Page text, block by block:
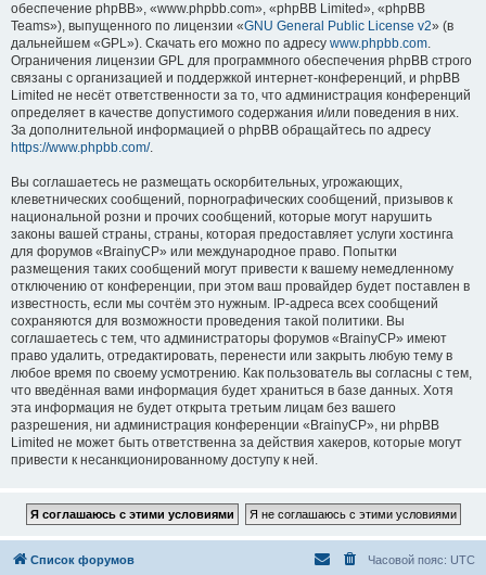
обеспечение phpBB», «www.phpbb.com», «phpBB Limited», «phpBB
Teams»), выпущенного по лицензии «GNU General Public License v2» (в
дальнейшем «GPL»). Скачать его можно по адресу www.phpbb.com.
Ограничения лицензии GPL для программного обеспечения phpBB строго
связаны с организацией и поддержкой интернет-конференций, и phpBB
Limited не несёт ответственности за то, что администрация конференций
определяет в качестве допустимого содержания и/или поведения в них.
За дополнительной информацией о phpBB обращайтесь по адресу
https://www.phpbb.com/.
Вы соглашаетесь не размещать оскорбительных, угрожающих,
клеветнических сообщений, порнографических сообщений, призывов к
национальной розни и прочих сообщений, которые могут нарушить
законы вашей страны, страны, которая предоставляет услуги хостинга
для форумов «BrainyCP» или международное право. Попытки
размещения таких сообщений могут привести к вашему немедленному
отключению от конференции, при этом ваш провайдер будет поставлен в
известность, если мы сочтём это нужным. IP-адреса всех сообщений
сохраняются для возможности проведения такой политики. Вы
соглашаетесь с тем, что администраторы форумов «BrainyCP» имеют
право удалить, отредактировать, перенести или закрыть любую тему в
любое время по своему усмотрению. Как пользователь вы согласны с тем,
что введённая вами информация будет храниться в базе данных. Хотя
эта информация не будет открыта третьим лицам без вашего
разрешения, ни администрация конференции «BrainyCP», ни phpBB
Limited не может быть ответственна за действия хакеров, которые могут
привести к несанкционированному доступу к ней.
Список форумов Часовой пояс: UTC